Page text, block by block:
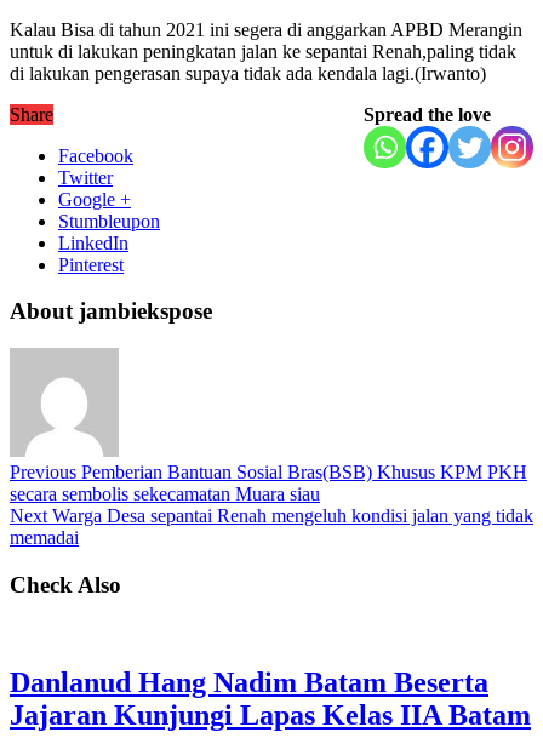
Kalau Bisa di tahun 2021 ini segera di anggarkan APBD Merangin
untuk di lakukan peningkatan jalan ke sepantai Renah,paling tidak
di lakukan pengerasan supaya tidak ada kendala lagi.(Irwanto)
Spread the love
Share
Facebook
Twitter
Google +
Stumbleupon
LinkedIn
Pinterest
About jambiekspose
Previous Pemberian Bantuan Sosial Bras(BSB) Khusus KPM PKH
secara sembolis sekecamatan Muara siau
Next Warga Desa sepantai Renah mengeluh kondisi jalan yang tidak
memadai
Check Also
Danlanud Hang Nadim Batam Beserta
Jajaran Kunjungi Lapas Kelas IIA Batam